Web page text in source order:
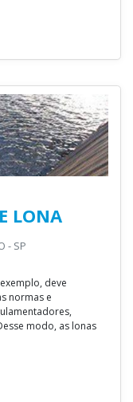
LONA
- SP
deve
normas e
modo, as lonas